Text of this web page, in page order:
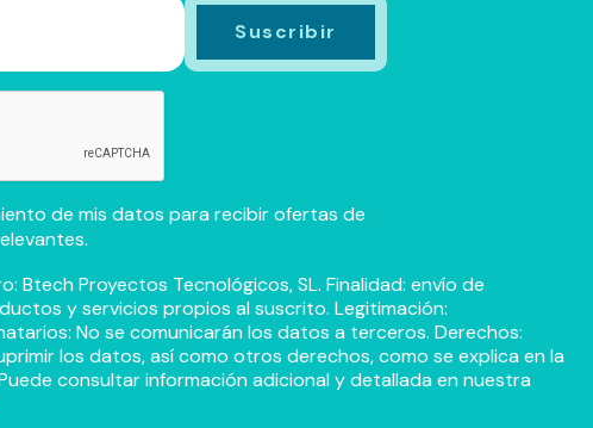
de mis datos para recibir ofertas de
Btech Proyectos Tecnológicos, SL. Finalidad: envío de
y servicios propios al suscrito. Legitimación:
No se comunicarán los datos a terceros. Derechos:
los datos, así como otros derechos, como se explica en la
consultar información adicional y detallada en nuestra